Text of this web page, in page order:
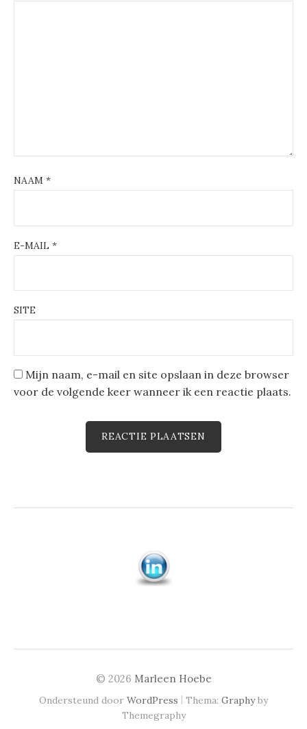
NAAM *
E-MAIL *
SITE
Mijn naam, e-mail en site opslaan in deze browser
voor de volgende keer wanneer ik een reactie plaats.
© 2026 Marleen Hoebe
Ondersteund door WordPress | Thema: Graphyby
Themegraphy